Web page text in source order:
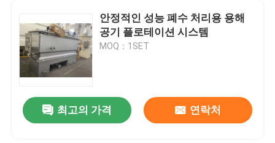
안정적인 성능 폐수 처리용 용해
공기 플로테이션 시스템
MOQ：1SET
최고의 가격 연락처